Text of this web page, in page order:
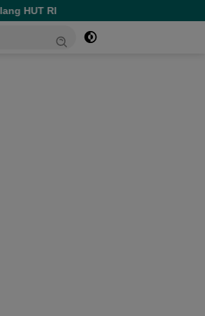
Spesial HUT ke-81 RI, Perumda Ake